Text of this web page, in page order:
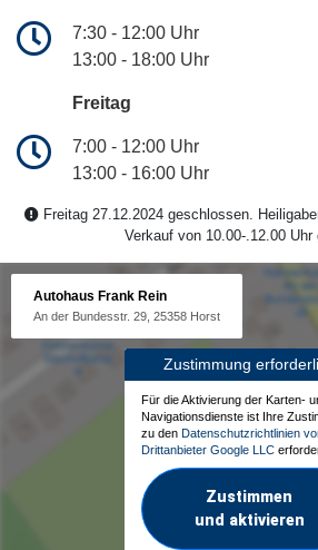
7:30 - 12:00 Uhr
13:00 - 18:00 Uhr
Freitag
7:00 - 12:00 Uhr
13:00 - 16:00 Uhr
Freitag 27.12.2024 geschlossen.
Verkauf von 10.00-.12.00 Uhr
Autohaus Frank Rein
An der Bundesstr. 29, 25358 Horst
Zustimmung
Für die Aktivierung der Karten-
Navigationsdienste ist Ihre
zu den Datenschutzrichtlinien
Drittanbieter Google LLC
Zustimmen
und aktivieren